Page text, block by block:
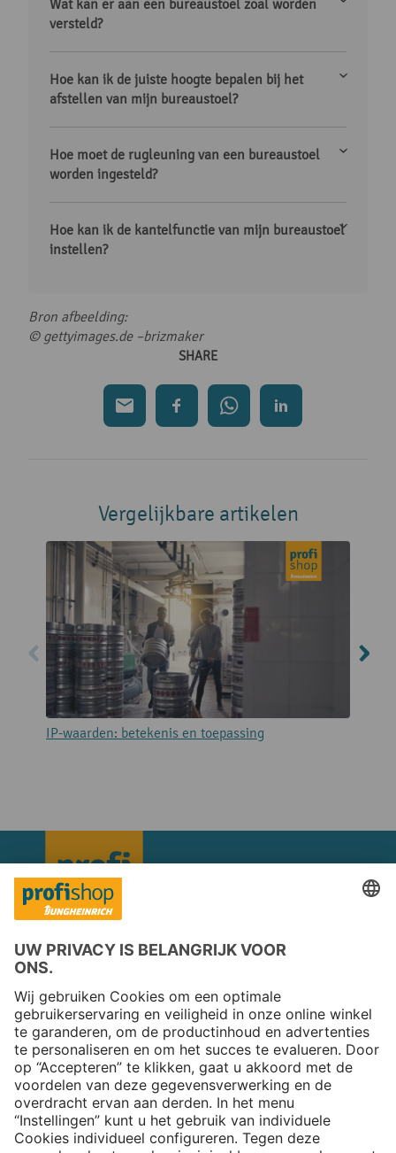
Wat kan er aan een bureaustoel zoal worden
versteld?
Hoe kan ik de juiste hoogte bepalen bij het
afstellen van mijn bureaustoel?
Hoe moet de rugleuning van een bureaustoel
worden ingesteld?
Hoe kan ik de kantelfunctie van mijn bureaustoel
instellen?
Bron afbeelding:
© gettyimages.de –brizmaker
SHARE
Vergelijkbare artikelen
IP-waarden: betekenis en toepassing
Copyright © 2026 Jungheinrich PROFISHOP
Nieuwsbrief
Aanmelden →